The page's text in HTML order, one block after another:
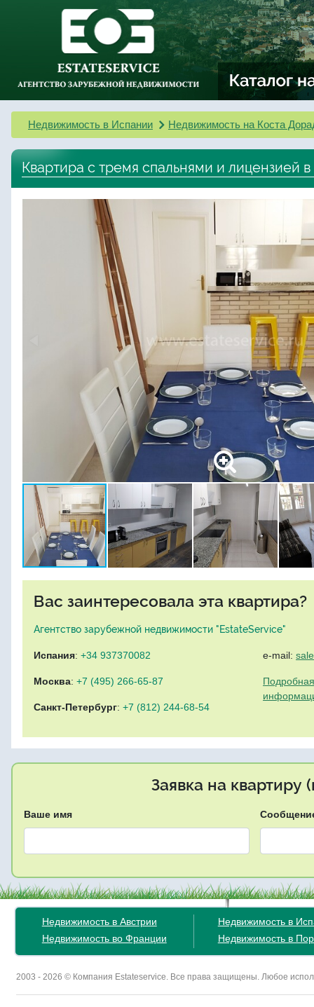
Недвижимость в Испании Недвижимость на Коста
Квартира с тремя спальнями и лицензией
Вас заинтересовала эта квартира?
Агентство зарубежной недвижимости "EstateService"
Испания: +34 937370082
Москва: +7 (495) 266-65-87
Санкт-Петербург: +7 (812) 244-68-54
e-mail:
Заявка на квартиру
Ваше имя
Недвижимость в Австрии
Недвижимость во Франции
Недвижимость в
Недвижимость в
2003 - 2026 © Компания Estateservice. Все права защищены. Любое